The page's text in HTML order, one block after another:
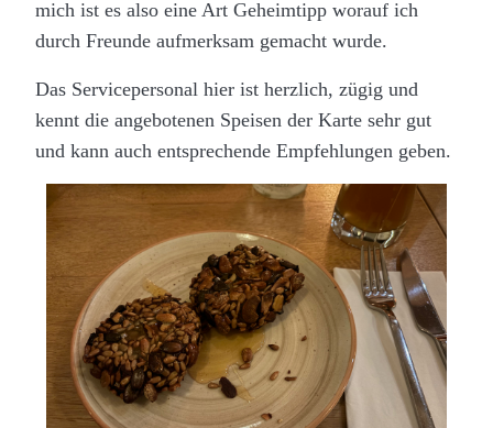
mich ist es also eine Art Geheimtipp worauf ich
durch Freunde aufmerksam gemacht wurde.
Das Servicepersonal hier ist herzlich, zügig und
kennt die angebotenen Speisen der Karte sehr gut
und kann auch entsprechende Empfehlungen geben.